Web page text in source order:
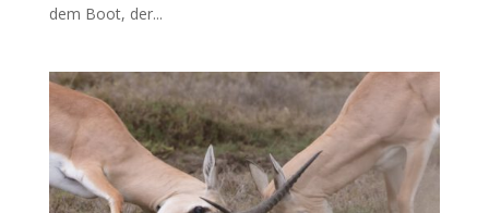
dem Boot, der...